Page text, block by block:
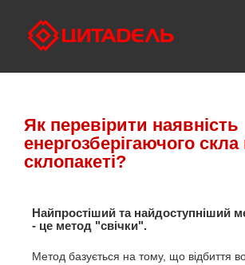
Як перевірити наявність
енергозберігаючого скла
склопакеті?
Найпростіший та найдоступніший
- це метод "свічки".
Метод базується на тому, що відбиття